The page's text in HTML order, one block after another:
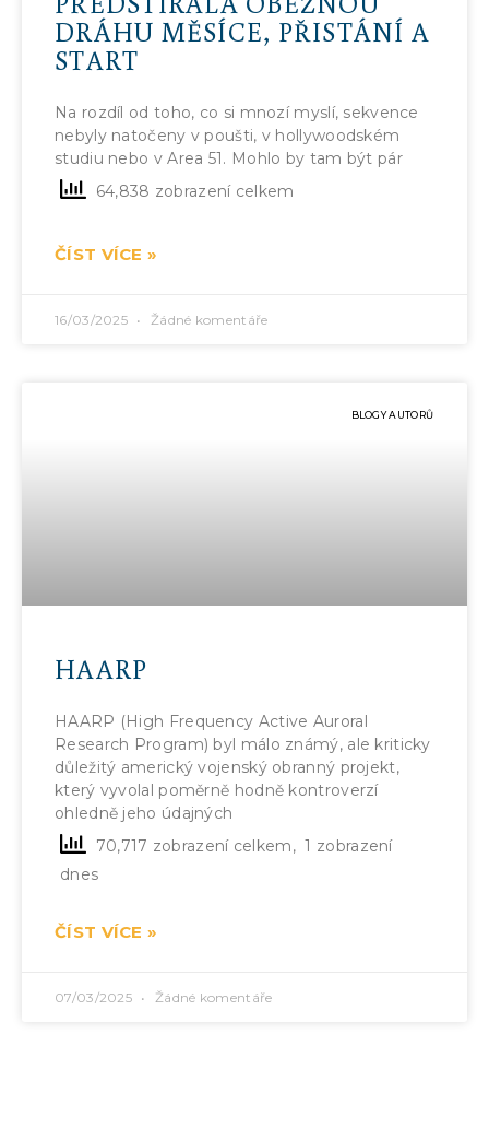
DRÁHU MĚSÍCE, PŘISTÁNÍ A
START
Na rozdíl od toho, co si mnozí myslí, sekvence
nebyly natočeny v poušti, v hollywoodském
studiu nebo v Area 51. Mohlo by tam být pár
64,838 zobrazení celkem
ČÍST VÍCE »
16/03/2025 Žádné komentáře
BLOGY AUTORŮ
HAARP
HAARP (High Frequency Active Auroral
Research Program) byl málo známý, ale kriticky
důležitý americký vojenský obranný projekt,
který vyvolal poměrně hodně kontroverzí
ohledně jeho údajných
70,717 zobrazení celkem, 1 zobrazení
dnes
ČÍST VÍCE »
07/03/2025 Žádné komentáře